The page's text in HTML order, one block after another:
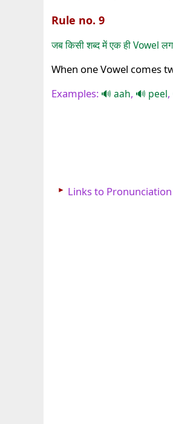
Rule no. 9
जब किसी शब्द में एक ही Vowel
When one Vowel comes
Examples:
aah, peel,
► Links to Pronunciation